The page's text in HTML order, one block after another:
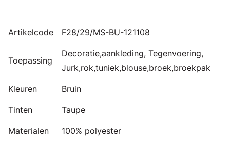
Artikelcode F28/29/MS-BU-121108
Toepassing
Decoratie,aankleding, Tegenvoering,
Jurk,rok,tuniek,blouse,broek,broekpak
Kleuren Bruin
Tinten Taupe
Materialen 100% polyester